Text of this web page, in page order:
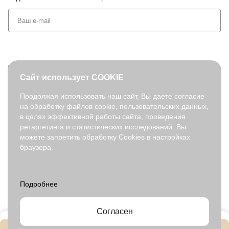
© 2026. fabretti.ru. Все права защищены
На информационном ресурсе применяются
рекомендательные
технологии .
Все ресурсы сайта fabretti.ru, включая (но не ограничиваясь)
прав на интеллектуальную собственность, защищены российским
Сайт использует COOKIE
Продолжая использовать наш сайт, Вы даете согласие
на обработку файлов cookie, пользовательских данных,
в целях эффективной работы сайта, проведения
ретаргетинга и статистических исследований. Вы
можете запретить обработку Cookies в настройках
браузера.
Согласен